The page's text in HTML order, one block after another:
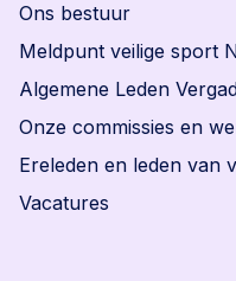
Ons bestuur
Meldpunt veilige sport
Algemene Leden
Onze commissies en
Ereleden en leden van
Vacatures